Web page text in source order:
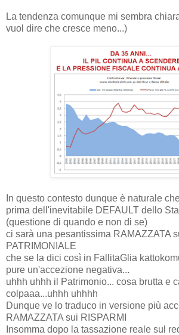
La tendenza comunque mi sembra
vuol dire che cresce meno...)
In questo contesto dunque è naturale
prima dell'inevitabile DEFAULT dello
(questione di quando e non di se)
ci sarà una pesantissima RAMAZZATA
PATRIMONIALE
che se la dici così in FallitaGlia
pure un'accezione negativa...
uhhh uhhh il Patrimonio... cosa brutta e
colpaaa...uhhh uhhhh
Dunque ve lo traduco in versione più
RAMAZZATA sui RISPARMI
Insomma dopo la tassazione reale sul